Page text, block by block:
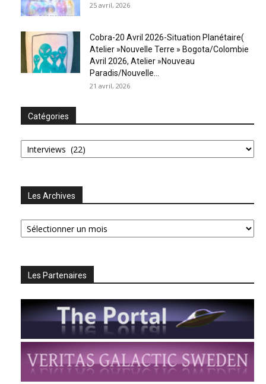
25 avril, 2026
Cobra-20 Avril 2026-Situation Planétaire(
Atelier »Nouvelle Terre » Bogota/Colombie
Avril 2026, Atelier »Nouveau
Paradis/Nouvelle...
21 avril, 2026
Catégories
Catégories
Les Archives
Les
Archives
Les Partenaires